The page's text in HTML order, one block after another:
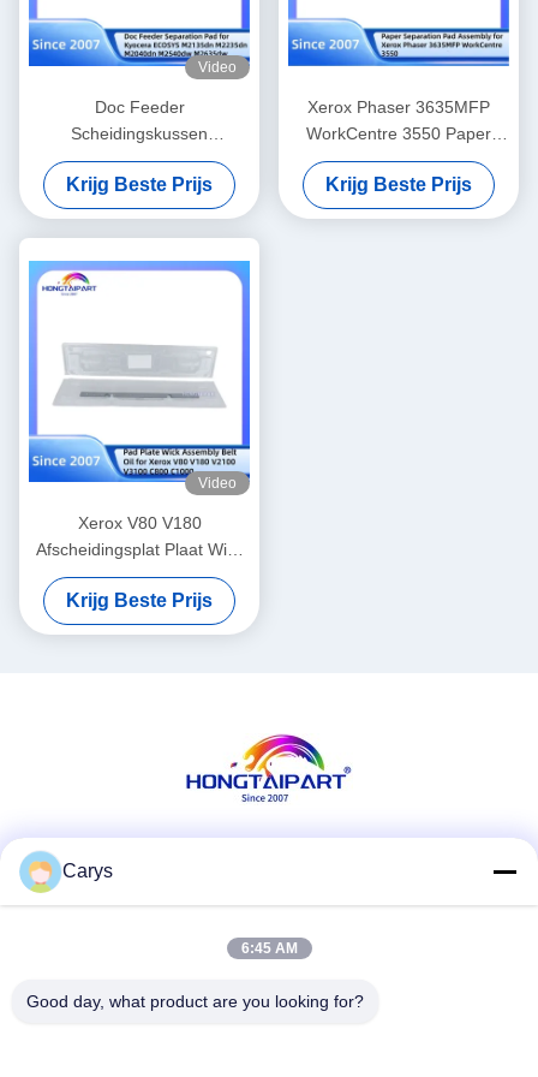
Video
Doc Feeder
Scheidingskussen
302S094050 voor Kyocera
ECOSYS M2135dn
M2235dn M2040dn
M2540dw M2635dw
Reserveonderdelen
Hongtaipart
Krijg Beste Prijs
Xerox Phaser 3635MFP
WorkCentre 3550 Paper
Separation Pad 019N00947
Krijg Beste Prijs
Video
Xerox V80 V180
Afscheidingsplat Plaat Wick
Assembly 094K92781
094K05540
Krijg Beste Prijs
Carys
6:45 AM
Good day, what product are you looking for?